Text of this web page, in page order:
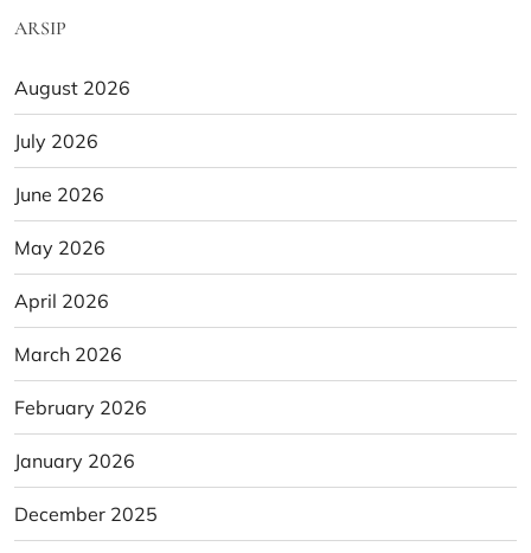
ARSIP
August 2026
July 2026
June 2026
May 2026
April 2026
March 2026
February 2026
January 2026
December 2025